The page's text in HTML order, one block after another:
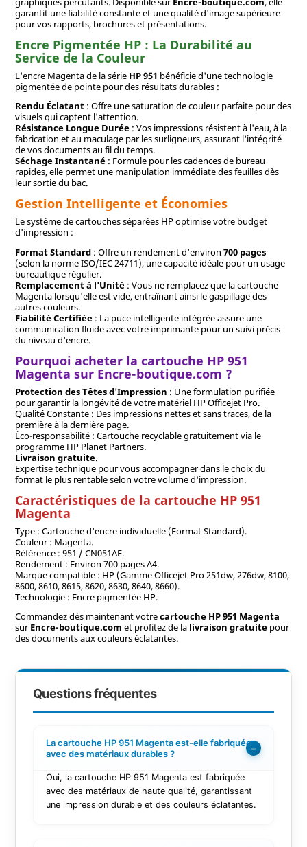
garantit une fiabilité constante et une qualité d'image supérieure
pour vos rapports, brochures et présentations.
Encre Pigmentée HP : La Durabilité au
Service de la Couleur
L'encre Magenta de la série HP 951 bénéficie d'une technologie
pigmentée de pointe pour des résultats durables :
Rendu Éclatant: Offre une saturation de couleur parfaite pour des
visuels qui captent l'attention.
Résistance Longue Durée: Vos impressions résistent à l'eau, à la
fabrication et au maculage par les surligneurs, assurant l'intégrité
de vos documents au fil du temps.
Séchage Instantané: Formule pour les cadences de bureau
rapides, elle permet une manipulation immédiate des feuilles dès
leur sortie du bac.
Gestion Intelligente et Économies
Le système de cartouches séparées HP optimise votre budget
d'impression :
Format Standard: Offre un rendement d'environ 700 pages
(selon la norme ISO/IEC 24711), une capacité idéale pour un usage
bureautique régulier.
Remplacement à l'Unité: Vous ne remplacez que la cartouche
Magenta lorsqu'elle est vide, entraînant ainsi le gaspillage des
autres couleurs.
Fiabilité Certifiée: La puce intelligente intégrée assure une
communication fluide avec votre imprimante pour un suivi précis
du niveau d'encre.
Pourquoi acheter la cartouche HP 951
Magenta sur Encre-boutique.com ?
Protection des Têtes d'Impression : Une formulation purifiée
pour garantir la longévité de votre matériel HP Officejet Pro.
Qualité Constante : Des impressions nettes et sans traces, de la
première à la dernière page.
Éco-responsabilité : Cartouche recyclable gratuitement via le
programme HP Planet Partners.
Livraison gratuite.
Expertise technique pour vous accompagner dans le choix du
format le plus rentable selon votre volume d'impression.
Caractéristiques de la cartouche HP 951
Magenta
Type : Cartouche d'encre individuelle (Format Standard).
Couleur : Magenta.
Référence : 951 / CN051AE.
Rendement : Environ 700 pages A4.
Marque compatible : HP (Gamme Officejet Pro 251dw, 276dw, 8100,
8600, 8610, 8615, 8620, 8630, 8640, 8660).
Technologie : Encre pigmentée HP.
Commandez dès maintenant votrecartouche HP 951 Magenta
surEncre-boutique.com et profitez de la livraison gratuitepour
des documents aux couleurs éclatantes.
Questions fréquentes
La cartouche HP 951 Magenta est-elle fabriquée
avec des matériaux durables ?
−
Oui, la cartouche HP 951 Magenta est fabriquée
avec des matériaux de haute qualité, garantissant
une impression durable et des couleurs éclatantes.